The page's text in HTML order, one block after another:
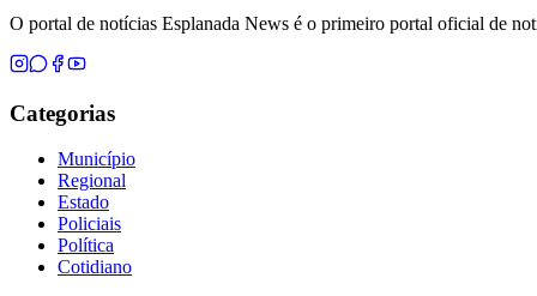
O portal de notícias Esplanada News é o primeiro portal oficial de
Categorias
Município
Regional
Estado
Policiais
Política
Cotidiano